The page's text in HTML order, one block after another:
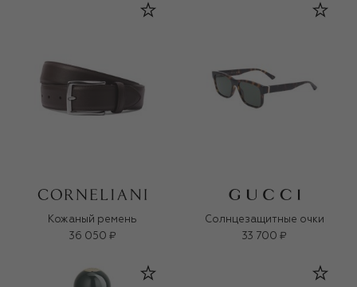
Кожаный ремень
36 050 ₽
Солнцезащитные очки
33 700 ₽